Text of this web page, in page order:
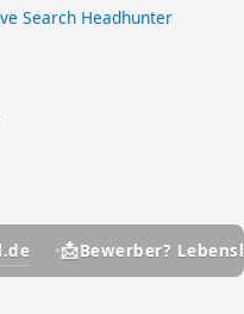
📩 Bewerber? Lebenslauf